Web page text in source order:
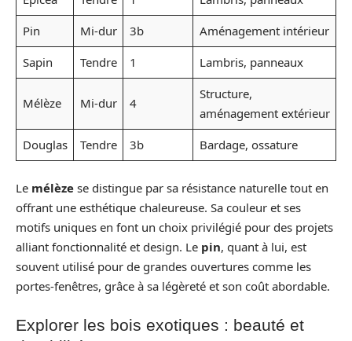
Pin
Mi-dur 3b
Aménagement intérieur
Sapin
Tendre 1 Lambris, panneaux
Mélèze Mi-dur 4
Structure,
aménagement extérieur
Douglas
Tendre 3b Bardage, ossature
Le mélèze se distingue par sa résistance naturelle tout en
offrant une esthétique chaleureuse. Sa couleur et ses
motifs uniques en font un choix privilégié pour des projets
alliant fonctionnalité et design. Le pin, quant à lui, est
souvent utilisé pour de grandes ouvertures comme les
portes-fenêtres, grâce à sa légèreté et son coût abordable.
Explorer les bois exotiques : beauté et